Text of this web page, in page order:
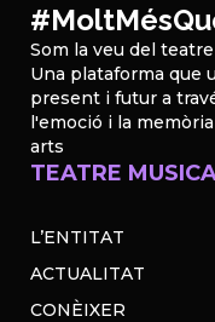
Som la veu del
Una plataforma que
present i futur a
l'emoció i la
arts
TEATRE
L’ENTITAT
ACTUALITAT
CONÈIXER